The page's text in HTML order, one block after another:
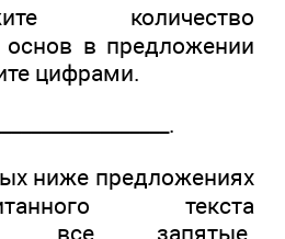
количество
основ в предложении
цифрами.
ниже предложениях
текста
все запятые.